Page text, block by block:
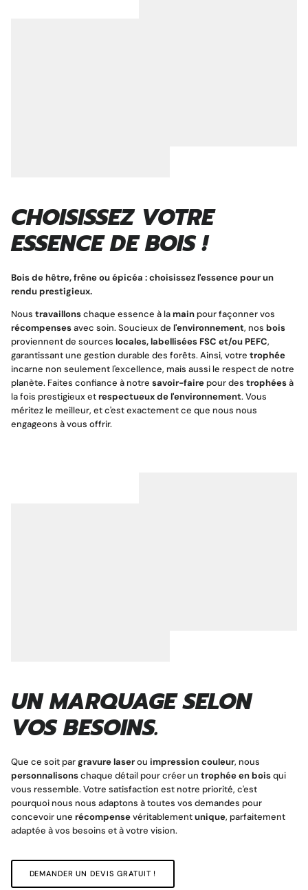
CHOISISSEZ VOTRE
ESSENCE DE BOIS !
Bois de hêtre, frêne ou épicéa : choisissez l'essence pour un
rendu prestigieux.
Nous travaillonschaque essence à lamainpour façonner vos
récompensesavec soin. Soucieux de l'environnement, nos bois
proviennent de sources locales, labellisées FSC et/ou PEFC,
garantissant une gestion durable des forêts. Ainsi, votre trophée
incarne non seulement l'excellence, mais aussi le respect de notre
planète. Faites confiance à notre savoir-fairepour des trophéesà
la fois prestigieux etrespectueux de l'environnement. Vous
méritez le meilleur, et c'est exactement ce que nous nous
engageons à vous offrir.
UN MARQUAGE SELON
VOS BESOINS.
Que ce soit pargravure laserou impression couleur, nous
personnalisonschaque détail pour créer un trophée en boisqui
vous ressemble. Votre satisfaction est notre priorité, c'est
pourquoi nous nous adaptons à toutes vos demandes pour
concevoir une récompensevéritablementunique, parfaitement
adaptée à vos besoins et à votre vision.
DEMANDER UN DEVIS GRATUIT !